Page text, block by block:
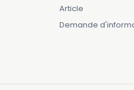
Article
Demande